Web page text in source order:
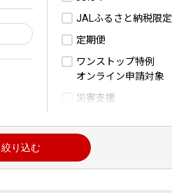
JALふるさと納税限定
定期便
ワンストップ特例
オンライン申請対象
災害支援
絞り込む